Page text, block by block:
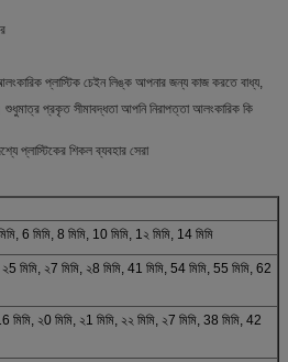
আলংকারিক প্লাস্টিক চেইন লিঙ্ক আপনার জন্য কাজ করতে বাধ্য,
প্রকৃত সীমাবদ্ধতা আপনি নিরাপত্তা আলংকারিক কি
প্লাস্টিকের শিকল ব্যবহার সেরা
6 মিমি, 8 মিমি, 10 মিমি, 1২ মিমি, 14 মিমি
মিমি, ২7 মিমি, ২8 মিমি, 41 মিমি, 54 মিমি, 55 মিমি, 62
মিমি, ২0 মিমি, ২1 মিমি, ২২ মিমি, ২7 মিমি, 38 মিমি, 42